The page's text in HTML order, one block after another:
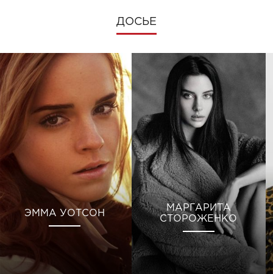
ДОСЬЕ
ЭММА УОТСОН
МАРГАРИТА
СТОРОЖЕНКО